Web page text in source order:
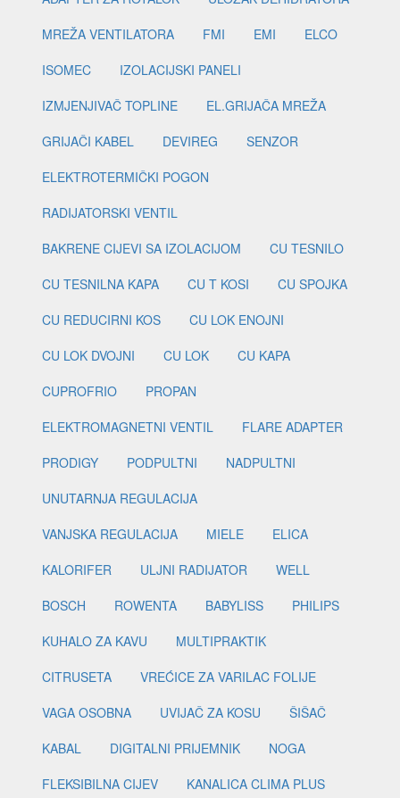
MREŽA VENTILATORA
FMI EMI
ELCO
ISOMEC
IZOLACIJSKI PANELI
IZMJENJIVAČ TOPLINE
EL.GRIJAČA MREŽA
GRIJAČI KABEL
DEVIREG
SENZOR
ELEKTROTERMIČKI POGON
RADIJATORSKI VENTIL
BAKRENE CIJEVI SA IZOLACIJOM
CU TESNILO
CU TESNILNA KAPA
CU T KOSI
CU SPOJKA
CU REDUCIRNI KOS
CU LOK ENOJNI
CU LOK DVOJNI
CU LOK
CU KAPA
CUPROFRIO
PROPAN
ELEKTROMAGNETNI VENTIL
FLARE ADAPTER
PRODIGY
PODPULTNI
NADPULTNI
UNUTARNJA REGULACIJA
VANJSKA REGULACIJA
MIELE
ELICA
KALORIFER
ULJNI RADIJATOR
WELL
BOSCH
ROWENTA BABYLISS
PHILIPS
KUHALO ZA KAVU
MULTIPRAKTIK
CITRUSETA
VREĆICE ZA VARILAC FOLIJE
VAGA OSOBNA
UVIJAČ ZA KOSU
ŠIŠAČ
KABAL
DIGITALNI PRIJEMNIK
NOGA
FLEKSIBILNA CIJEV
KANALICA CLIMA PLUS